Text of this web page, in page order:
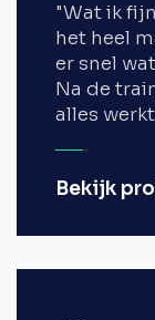
"Wat ik
het heel
er snel
Na de
alles
Bekijk